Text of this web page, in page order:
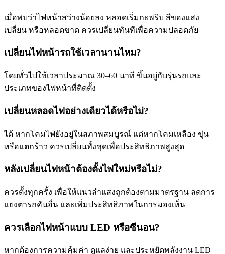
เมื่อพบว่าไฟหน้าสว่างน้อยลง หลอดเริ่มกะพริบ สีของแสง
เปลี่ยน หรือหลอดขาด ควรเปลี่ยนทันทีเพื่อความปลอดภัย
เปลี่ยนไฟหน้ารถใช้เวลานานไหม?
โดยทั่วไปใช้เวลาประมาณ 30–60 นาที ขึ้นอยู่กับรุ่นรถและ
ประเภทของไฟหน้าที่ติดตั้ง
เปลี่ยนหลอดไฟอย่างเดียวได้หรือไม่?
ได้ หากโคมไฟยังอยู่ในสภาพสมบูรณ์ แต่หากโคมเหลือง ขุ่น
หรือแตกร้าว ควรเปลี่ยนทั้งชุดเพื่อประสิทธิภาพสูงสุด
หลังเปลี่ยนไฟหน้าต้องตั้งไฟใหม่หรือไม่?
ควรตั้งทุกครั้ง เพื่อให้แนวลำแสงถูกต้องตามมาตรฐาน ลดการ
แยงตารถคันอื่น และเพิ่มประสิทธิภาพในการมองเห็น
ควรเลือกไฟหน้าแบบ LED หรือซีนอน?
หากต้องการความคุ้มค่า ดูแลง่าย และประหยัดพลังงาน LED